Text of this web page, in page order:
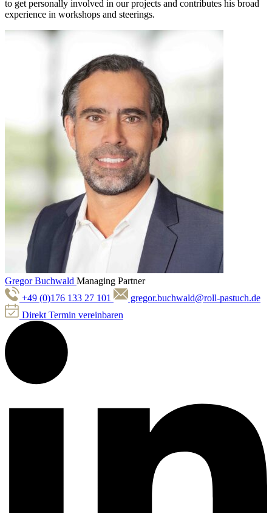
to get personally involved in our projects and contributes his broad
experience in workshops and steerings.
Gregor Buchwald Managing Partner
+49 (0)176 133 27 101
gregor.buchwald@roll-pastuch.de
Direkt Termin vereinbaren